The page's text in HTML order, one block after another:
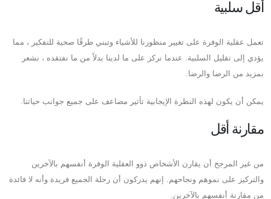
أقل سلبية
تعمل عقلية الوفرة على تغيير منظورنا للأشياء وتبني طرقًا صحية للتفكير ، مما
يؤدي إلى تقليل السلبية. عندما نركز على ما لدينا بدلاً من ما نفتقده ، نشعر
بمزيد من الرضا والرضا.
يمكن أن يكون لهذه النظرة الإيجابية تأثير مضاعف على جميع جوانب حياتنا.
مقارنة أقل
من غير المرجح أن يقارن الأشخاص ذوو العقلية الوفرة أنفسهم بالآخرين
والتركيز على نموهم ونجاحهم. إنهم يدركون أن رحلة الجميع فريدة وأنه لا فائدة
من مقارنة أنفسهم بالآخرين.